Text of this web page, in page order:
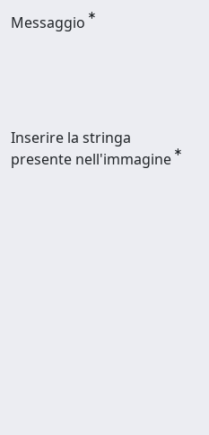
Messaggio
Inserire la stringa
presente nell'immagine